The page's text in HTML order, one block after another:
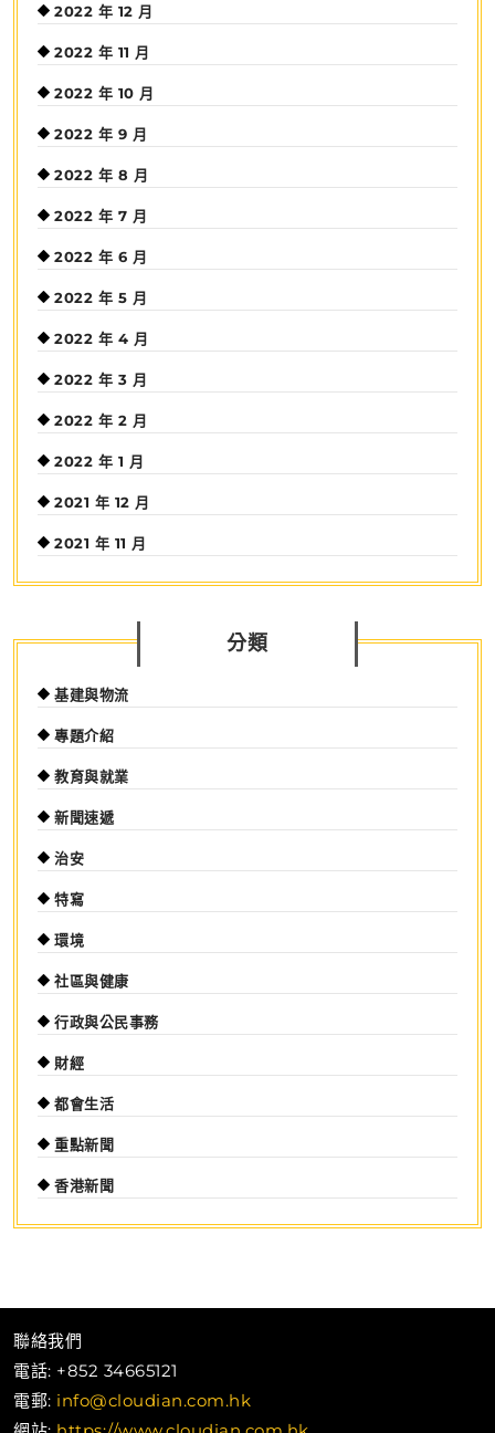
2022 年 12 月
2022 年 11 月
2022 年 10 月
2022 年 9 月
2022 年 8 月
2022 年 7 月
2022 年 6 月
2022 年 5 月
2022 年 4 月
2022 年 3 月
2022 年 2 月
2022 年 1 月
2021 年 12 月
2021 年 11 月
分類
基建與物流
專題介紹
教育與就業
新聞速遞
治安
特寫
環境
社區與健康
行政與公民事務
財經
都會生活
重點新聞
香港新聞
聯絡我們
電話: +852 34665121
電郵: info@cloudian.com.hk